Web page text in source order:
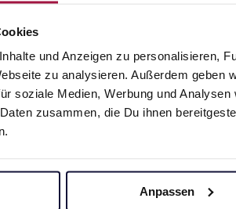
und Anzeigen zu personalisieren,
zu analysieren. Außerdem geben
soziale Medien, Werbung und
zusammen, die Du ihnen
Anpassen
Gelatine, Laktose.
darf nicht überschritten
wertvolle
Zink &
mit